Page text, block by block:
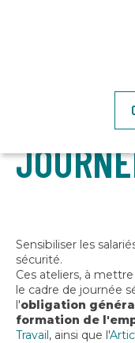
Sensibiliser les
sécurité.
Ces ateliers, à
le cadre de journée
l'obligation
formation de
Travail, ainsi que l'